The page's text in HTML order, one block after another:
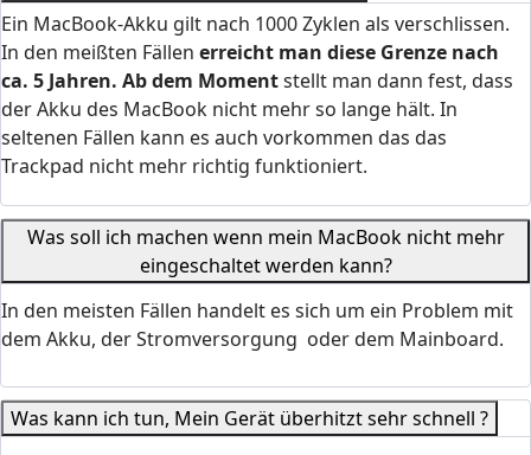
Ein MacBook-Akku gilt nach 1000 Zyklen als verschlissen.
In den meißten Fällen erreicht man diese Grenze nach
ca. 5 Jahren. Ab dem Momentstellt man dann fest, dass
der Akku des MacBook nicht mehr so lange hält. In
seltenen Fällen kann es auch vorkommen das das
Trackpad nicht mehr richtig funktioniert.
Was soll ich machen wenn mein MacBook nicht mehr
eingeschaltet werden kann?
In den meisten Fällen handelt es sich um ein Problem mit
dem Akku, der Stromversorgung oder dem Mainboard.
Was kann ich tun, Mein Gerät überhitzt sehr schnell ?